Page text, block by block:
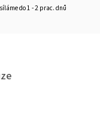
do 1 - 2 prac. dnů